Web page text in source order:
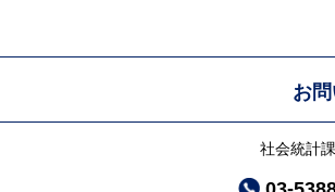
お
社会統計